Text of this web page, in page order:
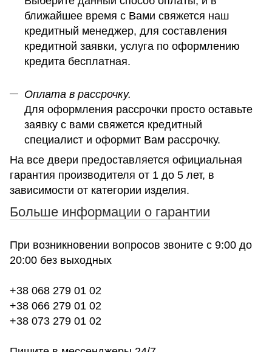
ближайшее время с Вами свяжется наш
кредитный менеджер, для составления
кредитной заявки, услуга по оформлению
кредита бесплатная.
Оплата в рассрочку.
Для оформления рассрочки просто оставьте
заявку с вами свяжется кредитный
специалист и оформит Вам рассрочку.
На все двери предоставляется официальная
гарантия производителя от 1 до 5 лет, в
зависимости от категории изделия.
Больше информации о гарантии
При возникновении вопросов звоните с 9:00 до
20:00 без выходных
+38 068 279 01 02
+38 066 279 01 02
+38 073 279 01 02